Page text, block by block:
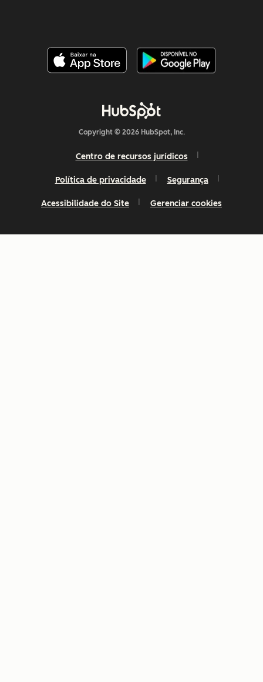
Copyright © 2026 HubSpot, Inc.
Centro de recursos jurídicos
Política de privacidade Segurança
Acessibilidade do Site Gerenciar cookies